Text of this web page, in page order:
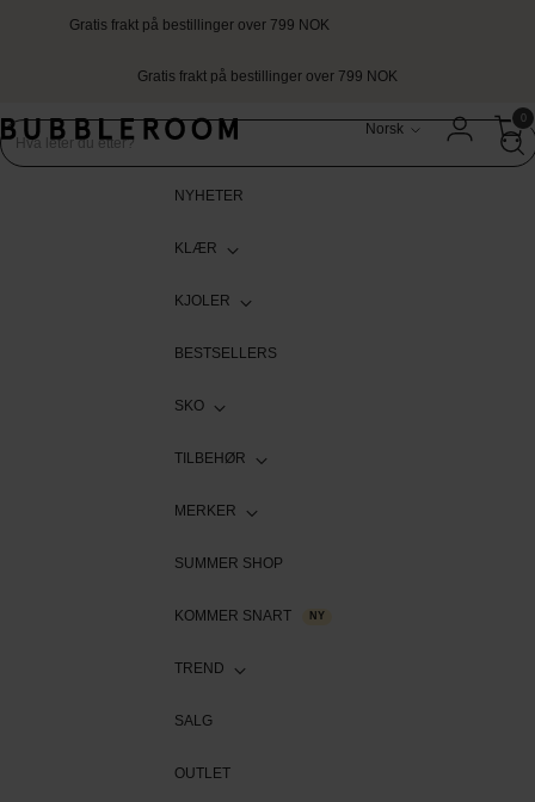
Gratis frakt på bestillinger over 799 NOK
Gratis frakt på bestillinger over 799 NOK
Norsk
0
NYHETER
KLÆR
KJOLER
BESTSELLERS
SKO
TILBEHØR
MERKER
SUMMER SHOP
KOMMER SNART NY
TREND
SALG
OUTLET